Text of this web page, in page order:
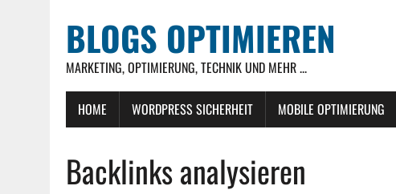
BLOGS OPTIMIEREN
MARKETING, OPTIMIERUNG, TECHNIK UND MEHR ...
HOME WORDPRESS SICHERHEIT MOBILE OPTIMIERUNG
Backlinks analysieren